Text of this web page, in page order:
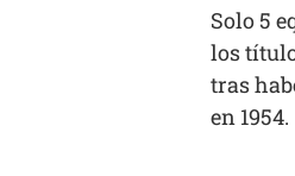
Solo 5
los
tras
en 1954.